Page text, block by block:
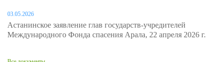
03.05.2026
Астанинское заявление глав государств-учредителей
Международного Фонда спасения Арала, 22 апреля 2026 г.